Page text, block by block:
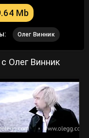
Mb
Олег Винник
Олег Винник